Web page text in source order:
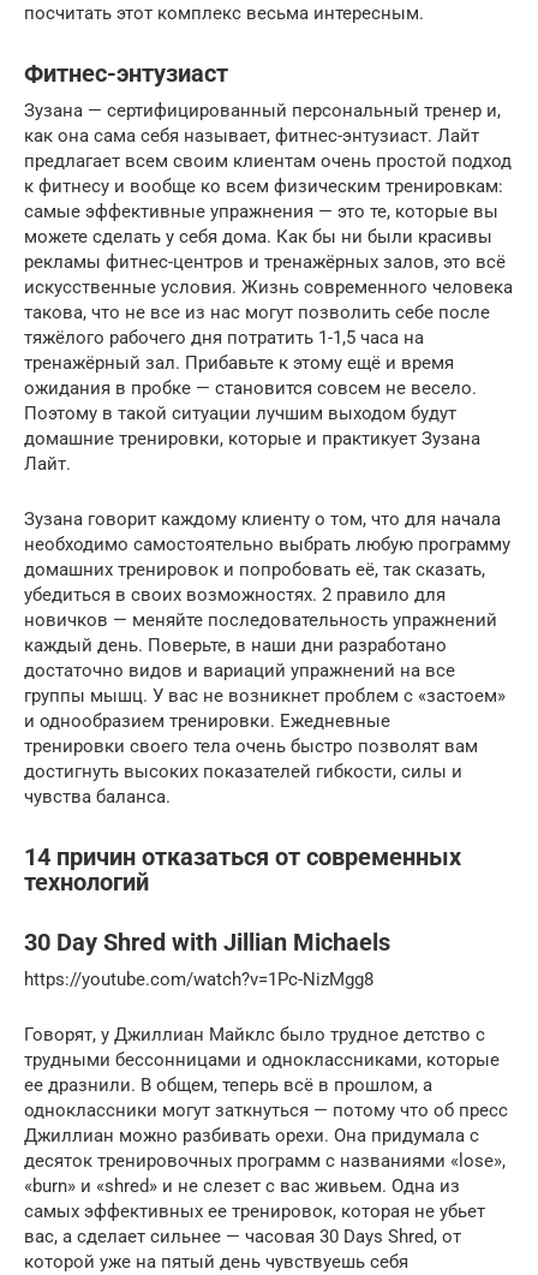
посчитать этот комплекс весьма интересным.
Фитнес-энтузиаст
Зузана — сертифицированный персональный тренер и,
как она сама себя называет, фитнес-энтузиаст. Лайт
предлагает всем своим клиентам очень простой подход
к фитнесу и вообще ко всем физическим тренировкам:
самые эффективные упражнения — это те, которые вы
можете сделать у себя дома. Как бы ни были красивы
рекламы фитнес-центров и тренажёрных залов, это всё
искусственные условия. Жизнь современного человека
такова, что не все из нас могут позволить себе после
тяжёлого рабочего дня потратить 1-1,5 часа на
тренажёрный зал. Прибавьте к этому ещё и время
ожидания в пробке — становится совсем не весело.
Поэтому в такой ситуации лучшим выходом будут
домашние тренировки, которые и практикует Зузана
Лайт.
Зузана говорит каждому клиенту о том, что для начала
необходимо самостоятельно выбрать любую программу
домашних тренировок и попробовать её, так сказать,
убедиться в своих возможностях. 2 правило для
новичков — меняйте последовательность упражнений
каждый день. Поверьте, в наши дни разработано
достаточно видов и вариаций упражнений на все
группы мышц. У вас не возникнет проблем с «застоем»
и однообразием тренировки. Ежедневные
тренировки своего тела очень быстро позволят вам
достигнуть высоких показателей гибкости, силы и
чувства баланса.
14 причин отказаться от современных
технологий
30 Day Shred with Jillian Michaels
https://youtube.com/watch?v=1Pc-NizMgg8
Говорят, у Джиллиан Майклс было трудное детство с
трудными бессонницами и одноклассниками, которые
ее дразнили. В общем, теперь всё в прошлом, а
одноклассники могут заткнуться — потому что об пресс
Джиллиан можно разбивать орехи. Она придумала с
десяток тренировочных программ с названиями «lose»,
«burn» и «shred» и не слезет с вас живьем. Одна из
самых эффективных ее тренировок, которая не убьет
вас, а сделает сильнее — часовая 30 Days Shred, от
которой уже на пятый день чувствуешь себя